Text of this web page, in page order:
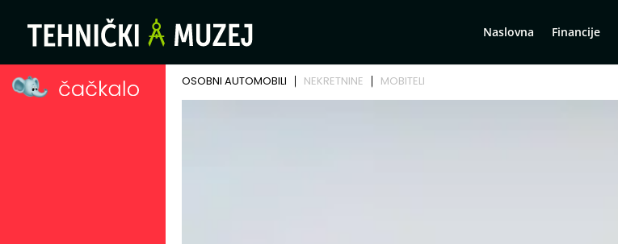
Naslovna Financije